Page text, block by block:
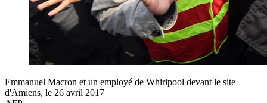
Emmanuel Macron et un employé de Whirlpool devant le site
d'Amiens, le 26 avril 2017